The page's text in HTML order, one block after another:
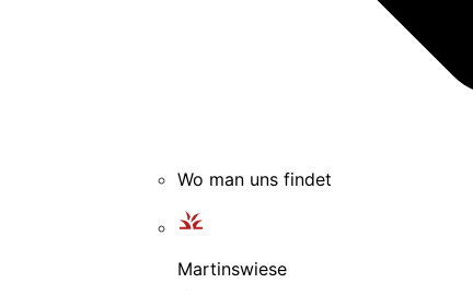
Wo man uns findet
Martinswiese